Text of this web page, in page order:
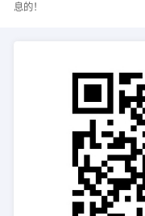
息的！